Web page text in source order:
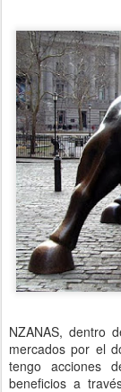
NZANAS, dentro
mercados por el
tengo acciones
beneficios a